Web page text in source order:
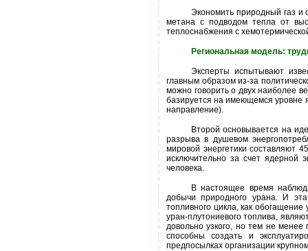
Экономить природный газ и
метана с подводом тепла от
теплоснабжения с
Региональная модель:
Эксперты испытывают
главным образом из-за
можно говорить о двух наиболее
базируется на имеющемся уровне
направление).
Второй основывается на
разрыва в душевом
мировой энергетики составляют
исключительно за счет ядерной
человека.
В настоящее время
добычи природного урана. И эта
топливного цикла, как
уран-плутониевого топлива,
довольно узкого, но тем не менее
способны создать и
предпосылках организации